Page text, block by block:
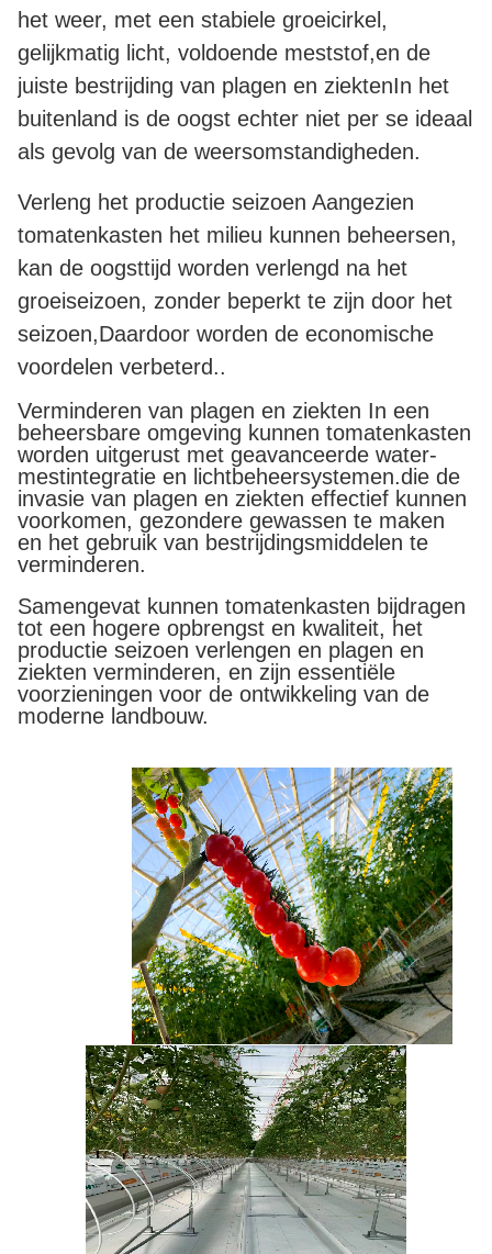
het weer, met een stabiele groeicirkel,
gelijkmatig licht, voldoende meststof,en de
juiste bestrijding van plagen en ziektenIn het
buitenland is de oogst echter niet per se ideaal
als gevolg van de weersomstandigheden.
Verleng het productie seizoen Aangezien
tomatenkasten het milieu kunnen beheersen,
kan de oogsttijd worden verlengd na het
groeiseizoen, zonder beperkt te zijn door het
seizoen,Daardoor worden de economische
voordelen verbeterd..
Verminderen van plagen en ziekten In een
beheersbare omgeving kunnen tomatenkasten
worden uitgerust met geavanceerde water-
mestintegratie en lichtbeheersystemen.die de
invasie van plagen en ziekten effectief kunnen
voorkomen, gezondere gewassen te maken
en het gebruik van bestrijdingsmiddelen te
verminderen.
Samengevat kunnen tomatenkasten bijdragen
tot een hogere opbrengst en kwaliteit, het
productie seizoen verlengen en plagen en
ziekten verminderen, en zijn essentiële
voorzieningen voor de ontwikkeling van de
moderne landbouw.